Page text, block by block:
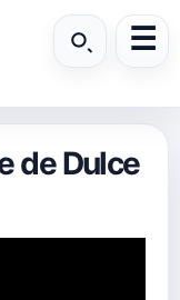
de Dulce